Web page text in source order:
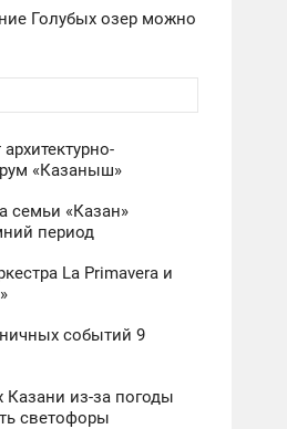
Голубых озер можно
«Казаныш»
семьи «Казан»
период
La Primavera и
событий 9
Казани из-за погоды
светофоры